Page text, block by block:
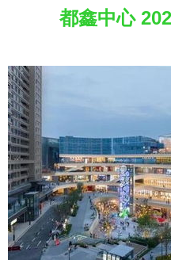
都鑫中心